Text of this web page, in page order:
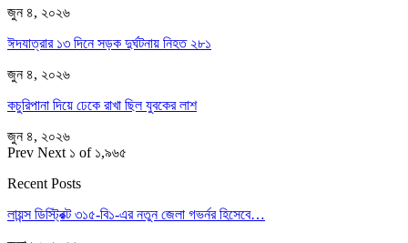
জুন ৪, ২০২৬
ঈদযাত্রার ১৩ দিনে সড়ক দুর্ঘটনায় নিহত ২৮১
জুন ৪, ২০২৬
কচুরিপানা দিয়ে ঢেকে রাখা ছিল যুবকের লাশ
জুন ৪, ২০২৬
Prev Next ১ of ১,৯৬৫
Recent Posts
লায়ন্স ডিস্ট্রিক্ট ৩১৫-বি১-এর নতুন জেলা গভর্নর হিসেবে…